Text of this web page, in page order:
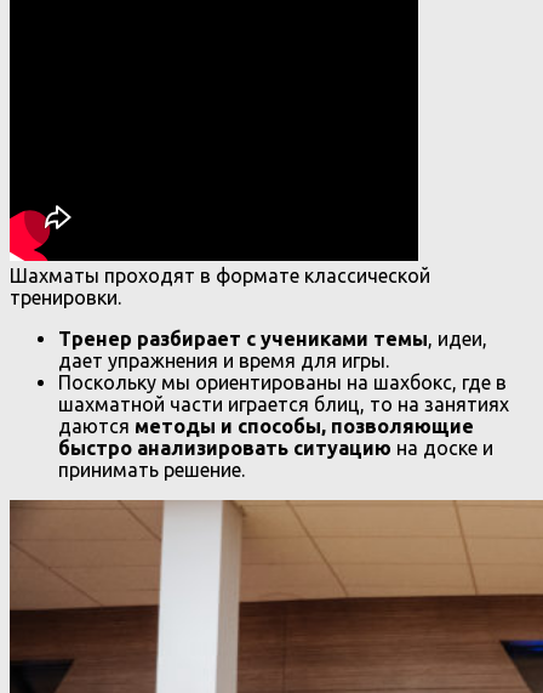
Шахматы проходят в формате классической
тренировки.
Тренер разбирает с учениками темы, идеи,
дает упражнения и время для игры.
Поскольку мы ориентированы на шахбокс, где в
шахматной части играется блиц, то на занятиях
даются методы и способы, позволяющие
быстро анализировать ситуацию на доске и
принимать решение.